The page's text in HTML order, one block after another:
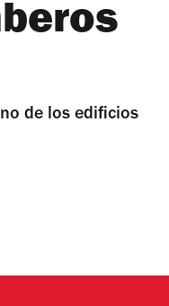
de los edificios